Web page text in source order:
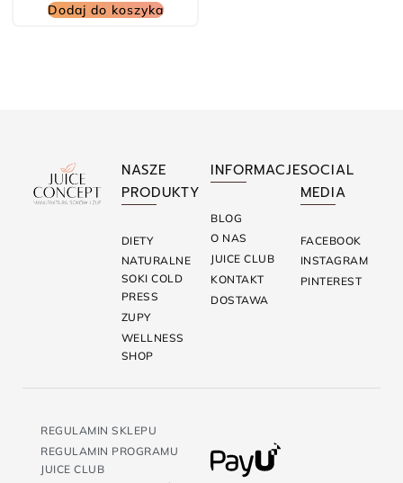
Dodaj do koszyka
NASZE
PRODUKTY
DIETY
NATURALNE
SOKI COLD
PRESS
ZUPY
WELLNESS
SHOP
INFORMACJE
BLOG
O NAS
JUICE CLUB
KONTAKT
DOSTAWA
SOCIAL
MEDIA
FACEBOOK
INSTAGRAM
PINTEREST
REGULAMIN SKLEPU
REGULAMIN PROGRAMU
JUICE CLUB